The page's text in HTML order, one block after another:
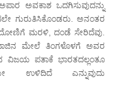
ಅವಕಾಶ ಒದಗಿಸುವುದನ್ನು
ಗುರುತಿಸಿಕೊಂಡರು. ಅನಂತರ
ದೋಣಿಗೆ ಮರಳಿ, ದಂಡೆ ಸೇರಿದೆವು.
ಮೇಲೆ ತಿಂಗಳೊಳಗೆ ಅವರ
ವಿಜಯ ಪತಾಕೆ ಭಾರತದಲ್ಲಂತೂ
ಉಳಿದಿದೆ ಎನ್ನುವುದು